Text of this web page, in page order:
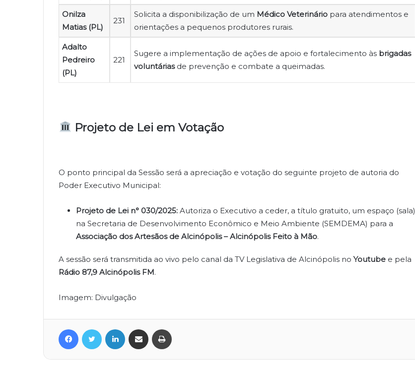
Onilza
Matias (PL)
231
Solicita a disponibilização de um Médico Veterinário para atendimentos e
orientações a pequenos produtores rurais.
Adalto
Pedreiro
(PL)
221
Sugere a implementação de ações de apoio e fortalecimento às brigadas
voluntáriasde prevenção e combate a queimadas.
Projeto de Lei em Votação
O ponto principal da Sessão será a apreciação e votação do seguinte projeto de autoria do
Poder Executivo Municipal:
Projeto de Lei n° 030/2025: Autoriza o Executivo a ceder, a título gratuito, um espaço (sala)
na Secretaria de Desenvolvimento Econômico e Meio Ambiente (SEMDEMA) para a
Associação dos Artesãos de Alcinópolis – Alcinópolis Feito à Mão.
A sessão será transmitida ao vivo pelo canal da TV Legislativa de Alcinópolis noYoutube e pela
Rádio 87,9 Alcinópolis FM.
Imagem: Divulgação
FacebookTwitter Linkedin Compartilhar via e-mail